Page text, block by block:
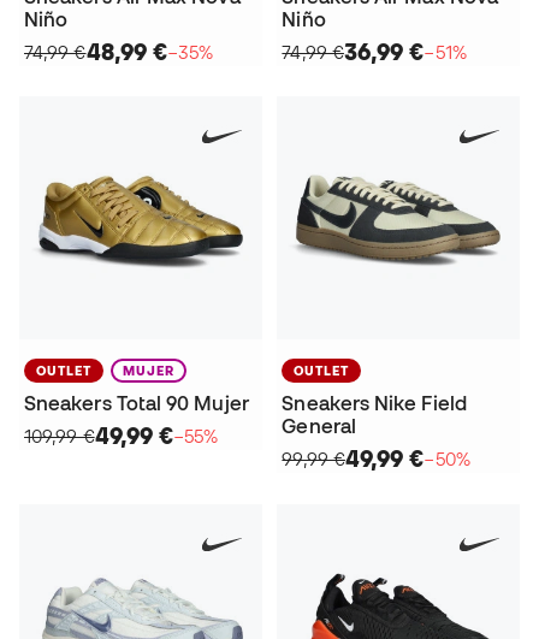
Niño
74,99 €48,99 €−35%
Niño
74,99 €36,99 €−51%
OUTLET MUJER
Sneakers Total 90 Mujer
109,99 €49,99 €−55%
OUTLET
Sneakers Nike Field
General
99,99 €49,99 €−50%